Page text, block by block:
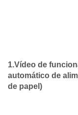
1.Vídeo de
automático de
de papel)